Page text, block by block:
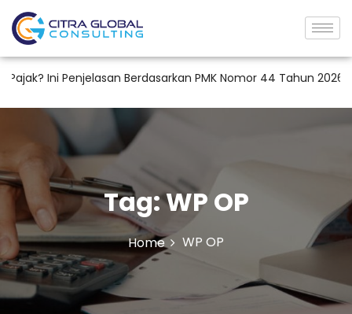
Ini Penjelasan Berdasarkan PMK Nomor 44 Tahun 2026
Tag:WP OP
Home WP OP